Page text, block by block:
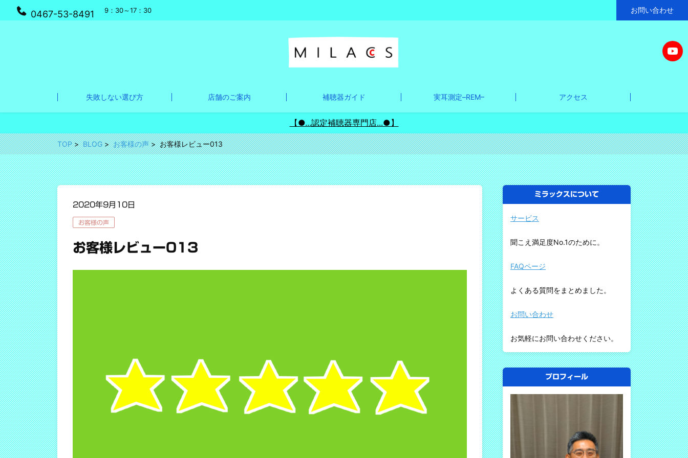
0467-53-8491 9：30～17：30 お問い合わせ
失敗しない選び方 店舗のご案内 補聴器ガイド 実耳測定–REM– アクセス
【●...認定補聴器専門店...●】
TOP BLOG お客様の声 お客様レビュー013
2020年9月10日
お客様の声
お客様レビュー013
ミラックスについて
サービス
聞こえ満足度No.1のために。
FAQページ
よくある質問をまとめました。
お問い合わせ
お気軽にお問い合わせください。
プロフィール